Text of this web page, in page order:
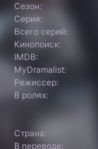
Сезон:
Серия:
Всего серий:
Кинопоиск:
IMDB:
MyDramalist:
Режиссер:
В ролях:
Страна:
В переводе: